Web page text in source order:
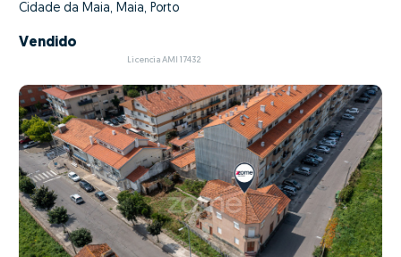
Cidade da Maia, Maia, Porto
Vendido
Licencia AMI 17432